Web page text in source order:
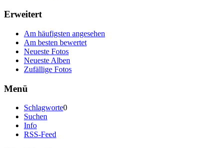
Erweitert
Am häufigsten angesehen
Am besten bewertet
Neueste Fotos
Neueste Alben
Zufällige Fotos
Menü
Schlagworte0
Suchen
Info
RSS-Feed